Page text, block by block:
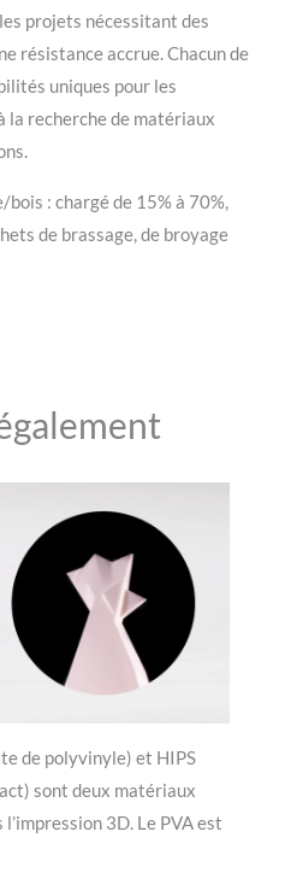
projets nécessitant des
résistance accrue. Chacun de
uniques pour les
la recherche de matériaux
: chargé de 15% à 70%,
de brassage, de broyage
de polyvinyle) et HIPS
sont deux matériaux
3D. Le PVA est